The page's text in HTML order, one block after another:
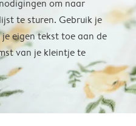
om naar
te sturen. Gebruik je
eigen tekst toe aan de
van je kleintje te